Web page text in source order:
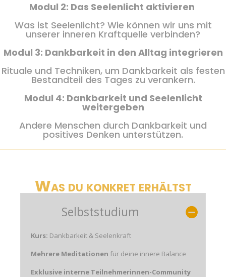
Modul 2: Das Seelenlicht aktivieren
Was ist Seelenlicht? Wie können wir uns mit
unserer inneren Kraftquelle verbinden?
Modul 3: Dankbarkeit in den Alltag integrieren
Rituale und Techniken, um Dankbarkeit als festen
Bestandteil des Tages zu verankern.
Modul 4: Dankbarkeit und Seelenlicht
weitergeben
Andere Menschen durch Dankbarkeit und
positives Denken unterstützen.
Was du konkret erhältst
Selbststudium
Kurs: Dankbarkeit & Seelenkraft
Mehrere Meditationen für deine innere Balance
Exklusive interne Teilnehmerinnen-Community